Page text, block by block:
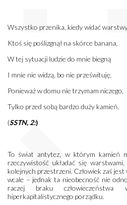
Wszystko przenika, kiedy widać
Ktoś się poślizgnął na skórce banana,
W tej sytuacji ludzie do mnie biegną
I mnie nie widzą, bo nie prześwituję,
Ponieważ w domu nie trzymam niczego,
Tylko przed sobą bardzo duży kamień.
(SSTN, 2:)
To świat antytez, w którym kamień
rzeczywistość układać się
kolejnych przestrzeni. Człowiek zaś jest
wcale – jednak ta nieobecność nie
raczej braku człowieczeństwa
hiperkapitalistycznego porządku.